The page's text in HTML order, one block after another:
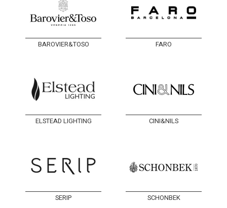
FARO
BAROVIER&TOSO
CINI&NILS
ELSTEAD LIGHTING
SCHONBEK
SERIP